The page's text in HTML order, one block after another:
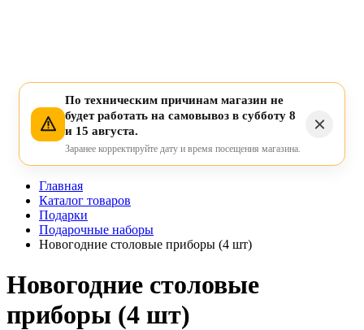
По техническим причинам магазин не
будет работать на самовывоз в субботу 8
и 15 августа.
Заранее корректируйте дату и время посещения магазина.
Главная
Каталог товаров
Подарки
Подарочные наборы
Новогодние столовые приборы (4 шт)
Новогодние столовые
приборы (4 шт)